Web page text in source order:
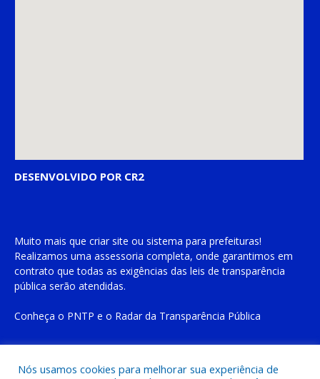
DESENVOLVIDO POR CR2
Muito mais que criar site ou sistema para prefeituras!
Realizamos uma assessoria completa, onde garantimos em
contrato que todas as exigências das leis de transparência
pública serão atendidas.
Conheça o PNTP e o Radar da Transparência Pública
Nós usamos cookies para melhorar sua experiência de